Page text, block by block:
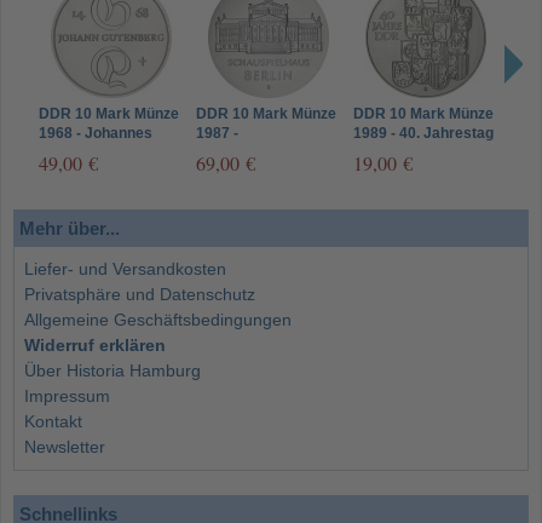
DDR 10 Mark Münze
1968 - Johannes
49,00 €
DDR 10 Mark Münze
1987 -
Berlin
69,00 €
DDR 10 Mark Münze
1989 - 40. Jahrestag
19,00 €
Mehr über...
Liefer- und Versandkosten
Privatsphäre und Datenschutz
Allgemeine Geschäftsbedingungen
Widerruf erklären
Über Historia Hamburg
Impressum
Kontakt
Newsletter
Schnellinks